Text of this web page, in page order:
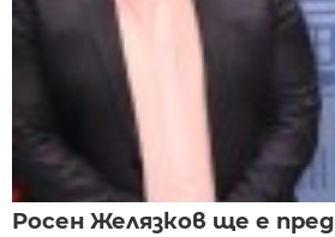
Росен Желязков ще е